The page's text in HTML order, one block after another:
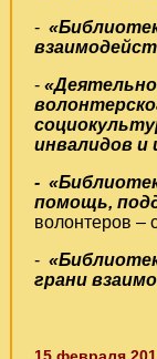
-
-
инвалидов и
-
помощь,
волонтеров –
-
грани